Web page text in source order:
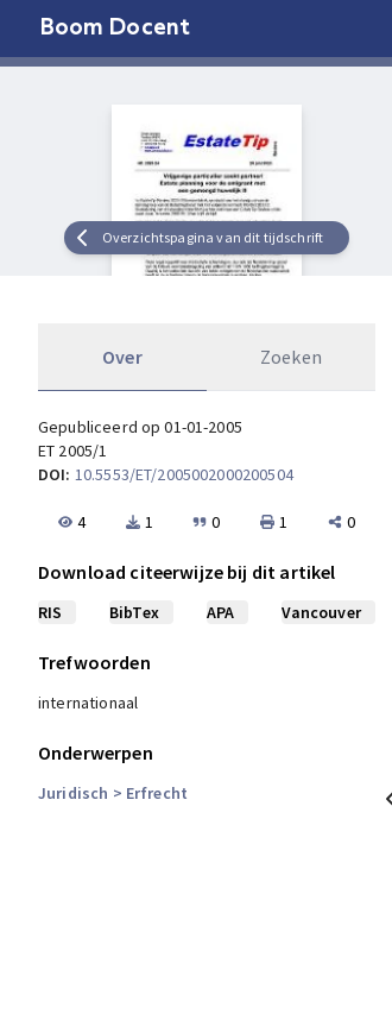
Boom Docent
Overzichtspagina van dit tijdschrift
Over Zoeken
Gepubliceerd op 01-01-2005
ET 2005/1
DOI: 10.5553/ET/2005002000200504
4 1 0 1 0
Download citeerwijze bij dit artikel
RIS BibTex APA Vancouver
Trefwoorden
internationaal
Onderwerpen
Juridisch > Erfrecht